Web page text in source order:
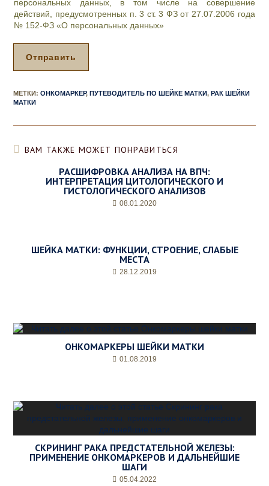
п
и
*
о
*
персональных данных, в том числе на совершение
действий, предусмотренных п. 3 ст. 3 ФЗ от 27.07.2006 года
№ 152-ФЗ «О персональных данных»
Отправить
МЕТКИ:ОНКОМАРКЕР, ПУТЕВОДИТЕЛЬ ПО ШЕЙКЕ МАТКИ, РАК ШЕЙКИ
МАТКИ
ВАМ ТАКЖЕ МОЖЕТ ПОНРАВИТЬСЯ
РАСШИФРОВКА АНАЛИЗА НА ВПЧ:
ИНТЕРПРЕТАЦИЯ ЦИТОЛОГИЧЕСКОГО И
ГИСТОЛОГИЧЕСКОГО АНАЛИЗОВ
08.01.2020
ШЕЙКА МАТКИ: ФУНКЦИИ, СТРОЕНИЕ, СЛАБЫЕ
МЕСТА
28.12.2019
ОНКОМАРКЕРЫ ШЕЙКИ МАТКИ
01.08.2019
СКРИНИНГ РАКА ПРЕДСТАТЕЛЬНОЙ ЖЕЛЕЗЫ:
ПРИМЕНЕНИЕ ОНКОМАРКЕРОВ И ДАЛЬНЕЙШИЕ
ШАГИ
05.04.2022